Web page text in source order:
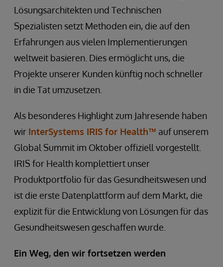
Lösungsarchitekten und Technischen
Spezialisten setzt Methoden ein, die auf den
Erfahrungen aus vielen Implementierungen
weltweit basieren. Dies ermöglicht uns, die
Projekte unserer Kunden künftig noch schneller
in die Tat umzusetzen.
Als besonderes Highlight zum Jahresende haben
wir InterSystems IRIS for Health™ auf unserem
Global Summit im Oktober offiziell vorgestellt.
IRIS for Health komplettiert unser
Produktportfolio für das Gesundheitswesen und
ist die erste Datenplattform auf dem Markt, die
explizit für die Entwicklung von Lösungen für das
Gesundheitswesen geschaffen wurde.
Ein Weg, den wir fortsetzen werden